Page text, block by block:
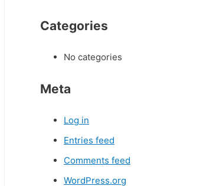
o
Categories
No categories
Meta
Log in
Entries feed
Comments feed
WordPress.org